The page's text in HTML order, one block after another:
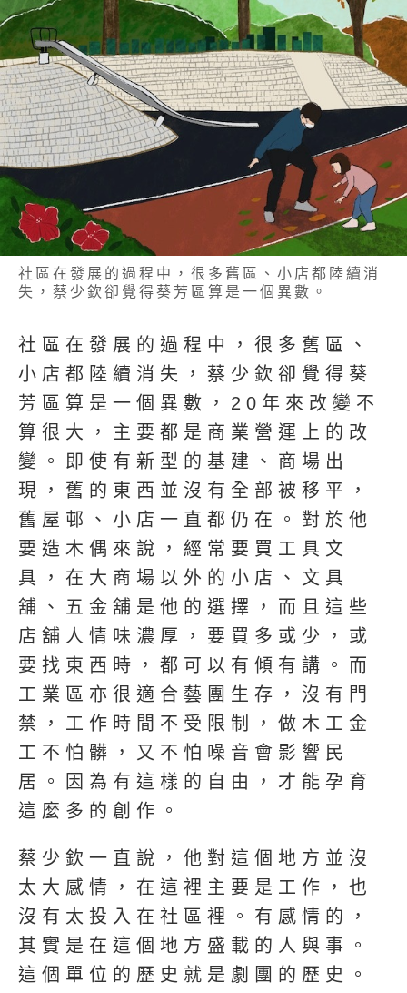
社區在發展的過程中，很多舊區、小店都陸續消
失，蔡少欽卻覺得葵芳區算是一個異數。
社區在發展的過程中，很多舊區、
小店都陸續消失，蔡少欽卻覺得葵
芳區算是一個異數，20年來改變不
算很大，主要都是商業營運上的改
變。即使有新型的基建、商場出
現，舊的東西並沒有全部被移平，
舊屋邨、小店一直都仍在。對於他
要造木偶來說，經常要買工具文
具，在大商場以外的小店、文具
舖、五金舖是他的選擇，而且這些
店舖人情味濃厚，要買多或少，或
要找東西時，都可以有傾有講。而
工業區亦很適合藝團生存，沒有門
禁，工作時間不受限制，做木工金
工不怕髒，又不怕噪音會影響民
居。因為有這樣的自由，才能孕育
這麼多的創作。
蔡少欽一直說，他對這個地方並沒
太大感情，在這裡主要是工作，也
沒有太投入在社區裡。有感情的，
其實是在這個地方盛載的人與事。
這個單位的歷史就是劇團的歷史。